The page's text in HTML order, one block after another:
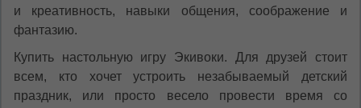
и креативность, навыки общения, соображение и
фантазию.
Купить настольную игру Экивоки. Для друзей стоит
всем, кто хочет устроить незабываемый детский
праздник, или просто весело провести время со